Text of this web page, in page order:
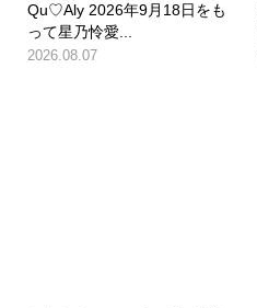
Qu♡Aly 2026年9月18日をも
って星乃怜愛...
2026.08.07